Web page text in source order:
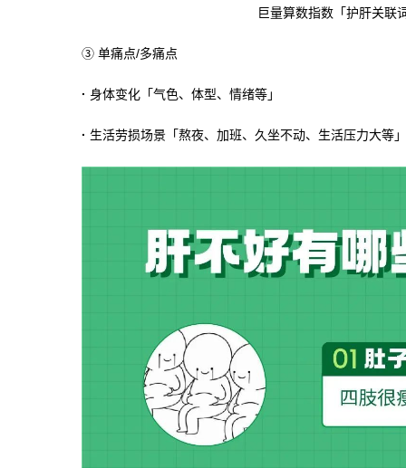
巨量算数指数「护肝关联
③ 单痛点/多痛点
· 身体变化「气色、体型、情绪等」
· 生活劳损场景「熬夜、加班、久坐不动、生活压力大等」